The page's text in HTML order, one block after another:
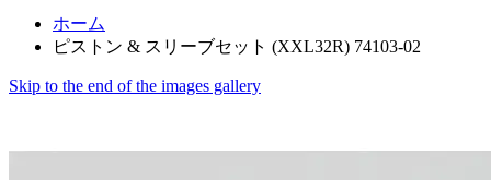
ホーム
ピストン & スリーブセット (XXL32R) 74103-02
Skip to the end of the images gallery